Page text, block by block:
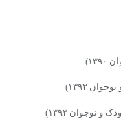
۱۳۹۲)
نوجوان ۱۳۹۳)